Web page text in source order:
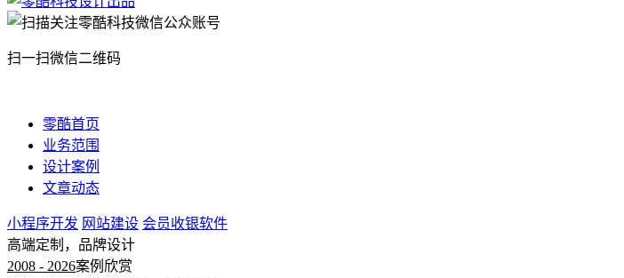
扫一扫微信二维码
零酷首页
业务范围
设计案例
文章动态
小程序开发 网站建设 会员收银软件
高端定制，品牌设计
2008 - 2026案例欣赏